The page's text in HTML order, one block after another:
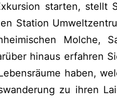
starten, stellt
Station
Molche,
hinaus erfahren
haben,
zu ihren